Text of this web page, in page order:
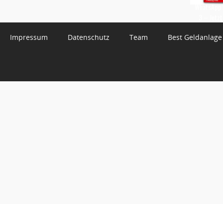
Impressum Datenschutz Team Best Geldanlage